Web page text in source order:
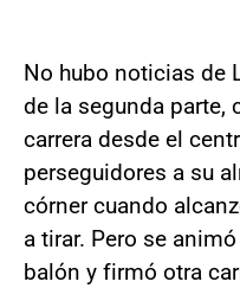
No hubo noticias de
de la segunda parte,
carrera desde el
perseguidores a su
córner cuando
a tirar. Pero se
balón y firmó otra